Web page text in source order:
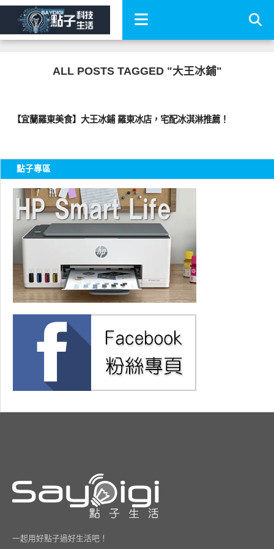
ALL POSTS TAGGED "大王冰鋪"
【宜蘭羅東美食】大王冰鋪 羅東冰店，宅配冰淇淋推薦！
點子專區
一起用好點子過好生活吧！